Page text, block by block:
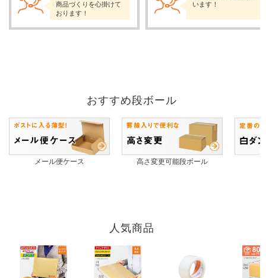
商品づくりを心掛けて
おります！
います！
おすすめ段ボール
メール便ケース 高さ変更可能段ボール
人気商品